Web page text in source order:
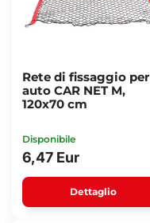
Rete di fissaggio per
auto CAR NET M,
120x70 cm
Disponibile
6,47 Eur
Dettaglio